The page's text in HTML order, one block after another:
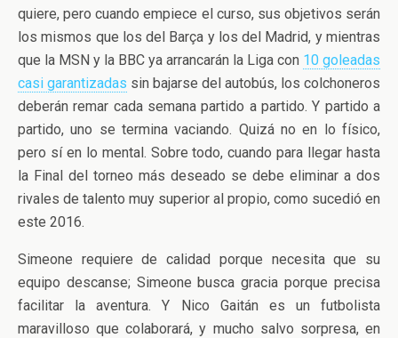
quiere, pero cuando empiece el curso, sus objetivos serán
los mismos que los del Barça y los del Madrid, y mientras
que la MSN y la BBC ya arrancarán la Liga con 10 goleadas
casi garantizadas sin bajarse del autobús, los colchoneros
deberán remar cada semana partido a partido. Y partido a
partido, uno se termina vaciando. Quizá no en lo físico,
pero sí en lo mental. Sobre todo, cuando para llegar hasta
la Final del torneo más deseado se debe eliminar a dos
rivales de talento muy superior al propio, como sucedió en
este 2016.
Simeone requiere de calidad porque necesita que su
equipo descanse; Simeone busca gracia porque precisa
facilitar la aventura. Y Nico Gaitán es un futbolista
maravilloso que colaborará, y mucho salvo sorpresa, en